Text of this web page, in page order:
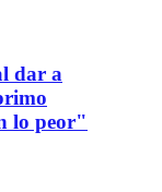
dar a
lo peor"